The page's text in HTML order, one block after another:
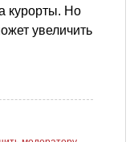
курорты. Но
увеличить